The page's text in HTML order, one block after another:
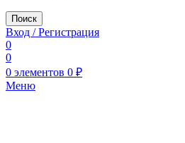
Поиск
Вход / Регистрация
0
0
0 элементов 0 ₽
Меню